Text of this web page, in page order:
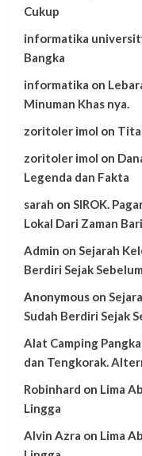
Cukup
informatika
Bangka
informatika on
Minuman Khas nya.
zoritoler imol on
zoritoler imol on
Legenda dan Fakta
sarah on SIROK.
Lokal Dari Zaman
Admin on Sejarah
Berdiri Sejak
Anonymous on
Sudah Berdiri Sejak
Alat Camping
dan Tengkorak.
Robinhard on Lima
Lingga
Alvin Azra on Lima